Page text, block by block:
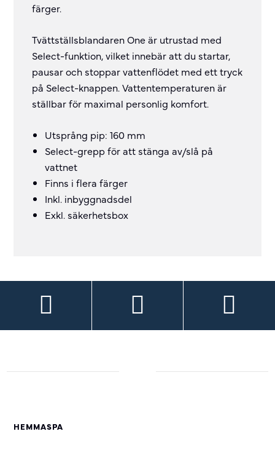
färger.
Tvättställsblandaren One är utrustad med
Select-funktion, vilket innebär att du startar,
pausar och stoppar vattenflödet med ett tryck
på Select-knappen. Vattentemperaturen är
ställbar för maximal personlig komfort.
Utsprång pip: 160 mm
Select-grepp för att stänga av/slå på
vattnet
Finns i flera färger
Inkl. inbyggnadsdel
Exkl. säkerhetsbox
HEMMASPA